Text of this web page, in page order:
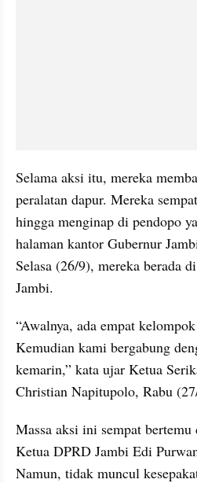
Selama aksi itu, mereka
peralatan dapur. Mereka
hingga menginap di pendopo
halaman kantor Gubernur
Selasa (26/9), mereka berada
Jambi.
“Awalnya, ada empat
Kemudian kami bergabung
kemarin,” kata ujar Ketua
Christian Napitupolo, Rabu
Massa aksi ini sempat bertemu
Ketua DPRD Jambi Edi
Namun, tidak muncul